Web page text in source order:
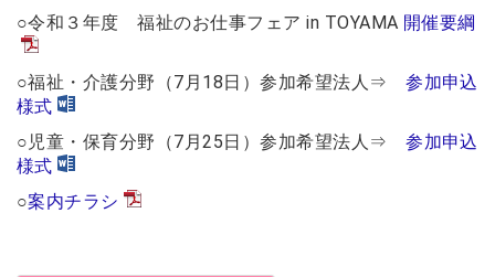
○令和３年度 福祉のお仕事フェア in TOYAMA 開催要綱
○福祉・介護分野（7月18日）参加希望法人⇒参加申込
様式
○児童・保育分野（7月25日）参加希望法人⇒参加申込
様式
○案内チラシ